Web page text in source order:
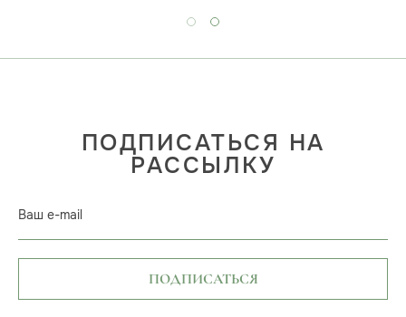
ПОДПИСАТЬСЯ НА
РАССЫЛКУ
Ваш e-mail
ПОДПИСАТЬСЯ